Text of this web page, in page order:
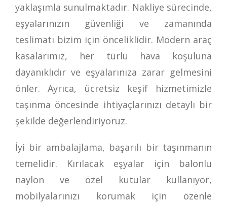
yaklaşımla sunulmaktadır. Nakliye sürecinde,
eşyalarınızın güvenliği ve zamanında
teslimatı bizim için önceliklidir. Modern araç
kasalarımız, her türlü hava koşuluna
dayanıklıdır ve eşyalarınıza zarar gelmesini
önler. Ayrıca, ücretsiz keşif hizmetimizle
taşınma öncesinde ihtiyaçlarınızı detaylı bir
şekilde değerlendiriyoruz.
İyi bir ambalajlama, başarılı bir taşınmanın
temelidir. Kırılacak eşyalar için balonlu
naylon ve özel kutular kullanıyor,
mobilyalarınızı korumak için özenle